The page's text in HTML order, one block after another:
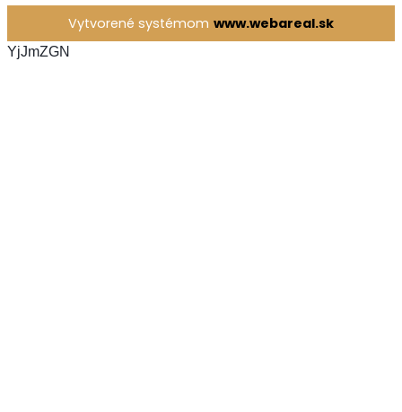
Vytvorené systémom www.webareal.sk
YjJmZGN